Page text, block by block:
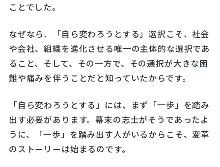
ことでした。
なぜなら、「自ら変わろうとする」選択こそ、社会
や会社、組織を進化させる唯一の主体的な選択であ
ること、そして、その一方で、その選択が大きな困
難や痛みを伴うことだと知っていたからです。
「自ら変わろうとする」には、まず「一歩」を踏み
出す必要があります。幕末の志士がそうであったよ
うに、「一歩」を踏み出す人がいるからこそ、変革
のストーリーは始まるのです。